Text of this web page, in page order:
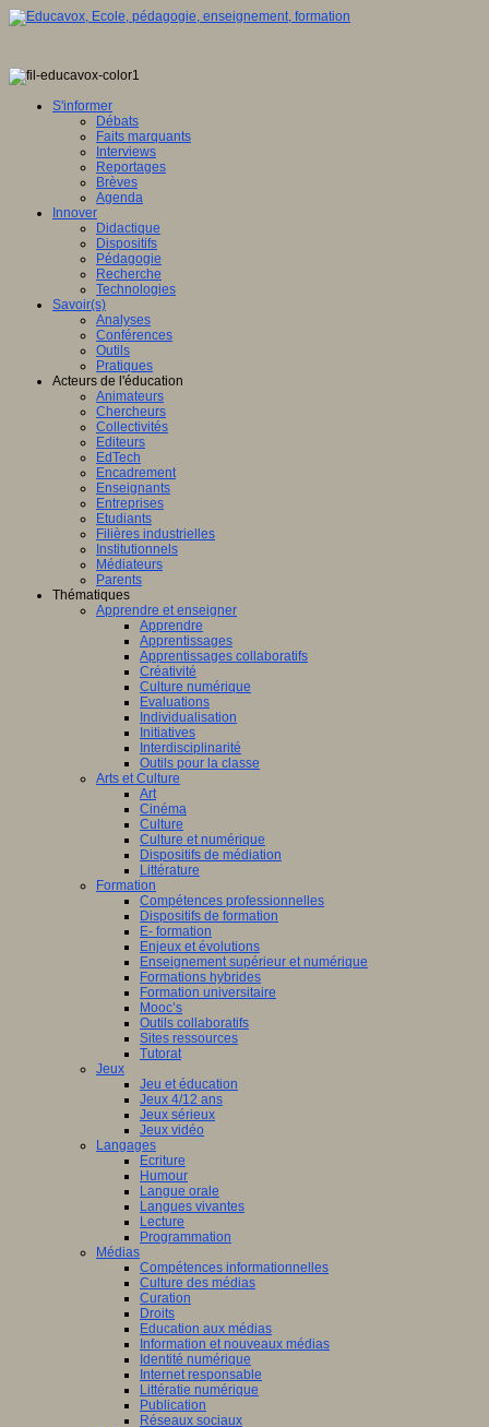
S'informer
Débats
Faits marquants
Interviews
Reportages
Brèves
Agenda
Innover
Didactique
Dispositifs
Pédagogie
Recherche
Technologies
Savoir(s)
Analyses
Conférences
Outils
Pratiques
Acteurs de l'éducation
Animateurs
Chercheurs
Collectivités
Editeurs
EdTech
Encadrement
Enseignants
Entreprises
Etudiants
Filières industrielles
Institutionnels
Médiateurs
Parents
Thématiques
Apprendre et enseigner
Apprendre
Apprentissages
Apprentissages collaboratifs
Créativité
Culture numérique
Evaluations
Individualisation
Initiatives
Interdisciplinarité
Outils pour la classe
Arts et Culture
Art
Cinéma
Culture
Culture et numérique
Dispositifs de médiation
Littérature
Formation
Compétences professionnelles
Dispositifs de formation
E- formation
Enjeux et évolutions
Enseignement supérieur et numérique
Formations hybrides
Formation universitaire
Mooc’s
Outils collaboratifs
Sites ressources
Tutorat
Jeux
Jeu et éducation
Jeux 4/12 ans
Jeux sérieux
Jeux vidéo
Langages
Ecriture
Humour
Langue orale
Langues vivantes
Lecture
Programmation
Médias
Compétences informationnelles
Culture des médias
Curation
Droits
Education aux médias
Information et nouveaux médias
Identité numérique
Internet responsable
Littératie numérique
Publication
Réseaux sociaux